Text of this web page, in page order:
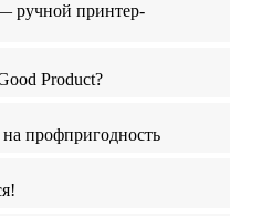
ручной принтер-
Product?
профпригодность